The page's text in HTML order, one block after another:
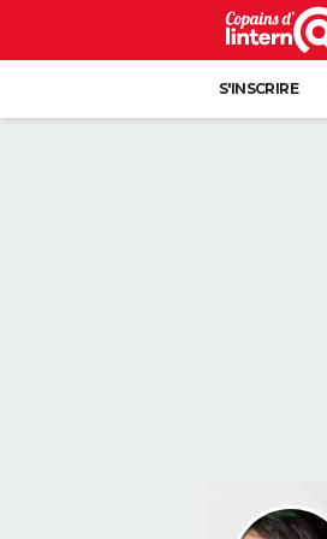
S'INSCRIRE